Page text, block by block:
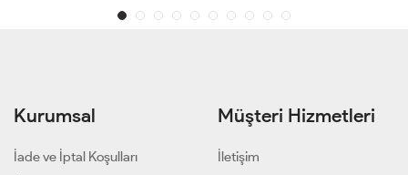
Kurumsal
İade ve İptal Koşulları
Müşteri Hizmetleri
İletişim